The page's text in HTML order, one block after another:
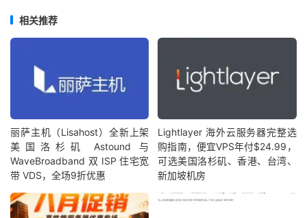
相关推荐
丽萨主机（Lisahost）全新上架
美国洛杉矶 Astound 与
WaveBroadband 双 ISP 住宅宽
带 VDS，全场9折优惠
Lightlayer 海外云服务器完整选
购指南，便宜VPS年付$24.99，
可选美国洛杉矶、香港、台湾、
新加坡机房